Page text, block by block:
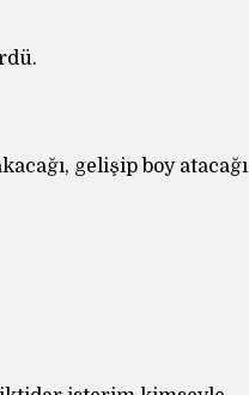
gelişip boy atacağı